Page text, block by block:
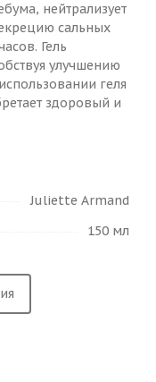
нейтрализует
сальных
Гель
улучшению
геля
здоровый и
Juliette Armand
150 мл